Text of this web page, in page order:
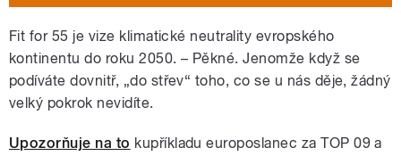
Fit for 55 je vize klimatické neutrality evropského
kontinentu do roku 2050. – Pěkné. Jenomže když se
podíváte dovnitř, „do střev“ toho, co se u nás děje, žádný
velký pokrok nevidíte.
Upozorňuje na to kupříkladu europoslanec za TOP 09 a